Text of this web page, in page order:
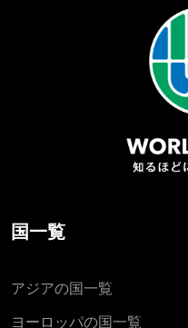
国一覧
アジアの国一覧
ヨーロッパの国一覧